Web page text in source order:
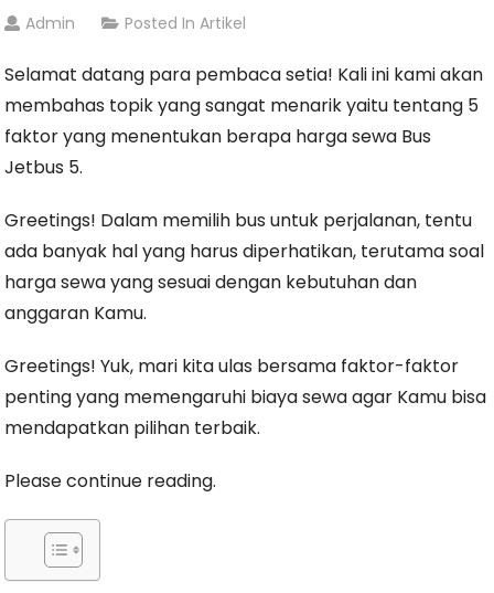
Admin Posted InArtikel
Selamat datang para pembaca setia! Kali ini kami akan
membahas topik yang sangat menarik yaitu tentang 5
faktor yang menentukan berapa harga sewa Bus
Jetbus 5.
Greetings! Dalam memilih bus untuk perjalanan, tentu
ada banyak hal yang harus diperhatikan, terutama soal
harga sewa yang sesuai dengan kebutuhan dan
anggaran Kamu.
Greetings! Yuk, mari kita ulas bersama faktor-faktor
penting yang memengaruhi biaya sewa agar Kamu bisa
mendapatkan pilihan terbaik.
Please continue reading.